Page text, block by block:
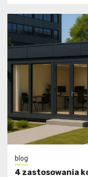
blog
4 zastosowania